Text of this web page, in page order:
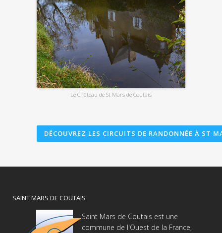
Le Château de St Mars de Coutais
DÉCOUVREZ LES CIRCUITS DE RANDONNÉE À ST
SAINT MARS DE COUTAIS
Saint Mars de Coutais est une
commune de l'Ouest de la France,